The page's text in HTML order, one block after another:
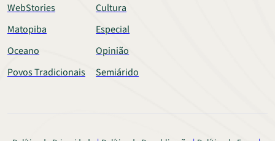
WebStories
Cultura
Matopiba
Especial
Oceano
Opinião
Povos Tradicionais
Semiárido